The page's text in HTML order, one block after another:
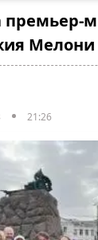
Мелони
21:26